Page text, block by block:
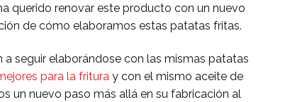
querido renovar este producto con un nuevo
de cómo elaboramos estas patatas fritas.
a seguir elaborándose con las mismas patatas
para la fritura y con el mismo aceite de
un nuevo paso más allá en su fabricación al